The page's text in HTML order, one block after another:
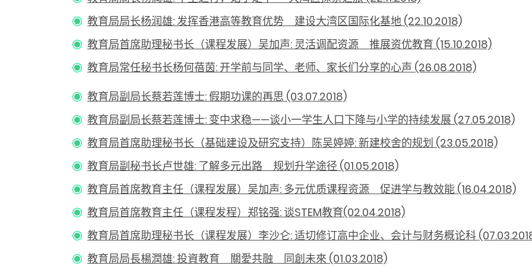
教育局局长杨润雄: 发挥香港高等教育优势 建设大湾区国际化基地 (22.10.2018)
教育局首席助理秘书长（课程发展）吴加声: 灵活调配资源 推展资优教育 (15.10.2018)
教育局常任秘书长杨何蓓茵: 开学前与同学、老师、家长们分享的心声 (26.08.2018)
教育局副局长蔡若莲博士: 假期功课的再思 (03.07.2018)
教育局副局长蔡若莲博士: 变中求稳——谈小一学生人口下降与小学的持续发展 (27.05.2018)
教育局首席助理秘书长（基础建设及研究支持）陈吴婷婷: 新建校舍的规划 (23.05.2018)
教育局副秘书长卢世雄: 了解多元出路 规划升学途径 (01.05.2018)
教育局首席教育主任（课程发展）吴加声: 多元优质课程资源 促进学与教效能 (16.04.2018)
教育局首席教育主任（课程发程）郑铭强: 谈STEM教育(02.04.2018)
教育局首席助理秘书长（课程发展）李沙仑: 适切修订高中企业、会计与财务概论科
教育局局長楊潤雄: 投資教育 關愛共融 同創未來 (01.03.2018)